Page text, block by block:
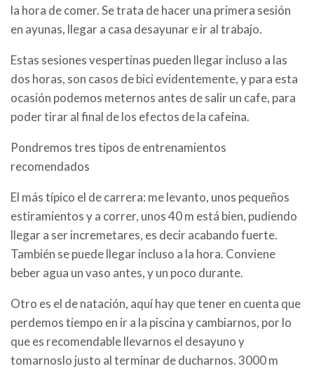
la hora de comer. Se trata de hacer una primera sesión
en ayunas, llegar a casa desayunar e ir al trabajo.
Estas sesiones vespertinas pueden llegar incluso a las
dos horas, son casos de bici evidentemente, y para esta
ocasión podemos meternos antes de salir un cafe, para
poder tirar al final de los efectos de la cafeina.
Pondremos tres tipos de entrenamientos
recomendados
El más típico el de carrera: me levanto, unos pequeños
estiramientos y a correr, unos 40 m está bien, pudiendo
llegar a ser incremetares, es decir acabando fuerte.
También se puede llegar incluso a la hora. Conviene
beber agua un vaso antes, y un poco durante.
Otro es el de natación, aquí hay que tener en cuenta que
perdemos tiempo en ir a la piscina y cambiarnos, por lo
que es recomendable llevarnos el desayuno y
tomarnoslo justo al terminar de ducharnos. 3000 m